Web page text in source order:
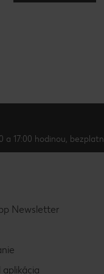
17:00 hodinou,
Newsletter